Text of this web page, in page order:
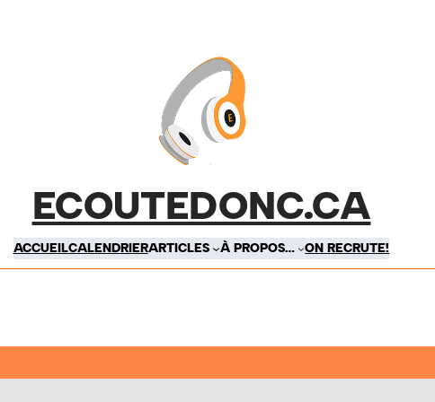
ECOUTEDONC.CA
ACCUEILCALENDRIERARTICLES À PROPOS… ON RECRUTE!